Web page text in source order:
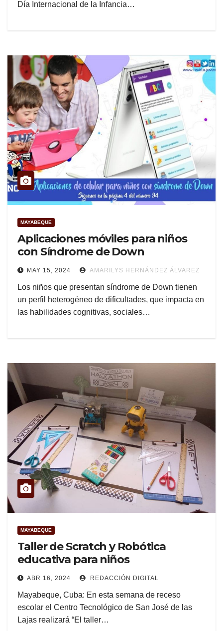
Día Internacional de la Infancia…
MAYABEQUE
Aplicaciones móviles para niños
con Síndrome de Down
MAY 15, 2024 AMARILYS HERNÁNDEZ ÁLVAREZ
Los niños que presentan síndrome de Down tienen
un perfil heterogéneo de dificultades, que impacta en
las habilidades cognitivas, sociales…
MAYABEQUE
Taller de Scratch y Robótica
educativa para niños
ABR 16, 2024 REDACCIÓN DIGITAL
Mayabeque, Cuba: En esta semana de receso
escolar el Centro Tecnológico de San José de las
Lajas realizará “El taller…